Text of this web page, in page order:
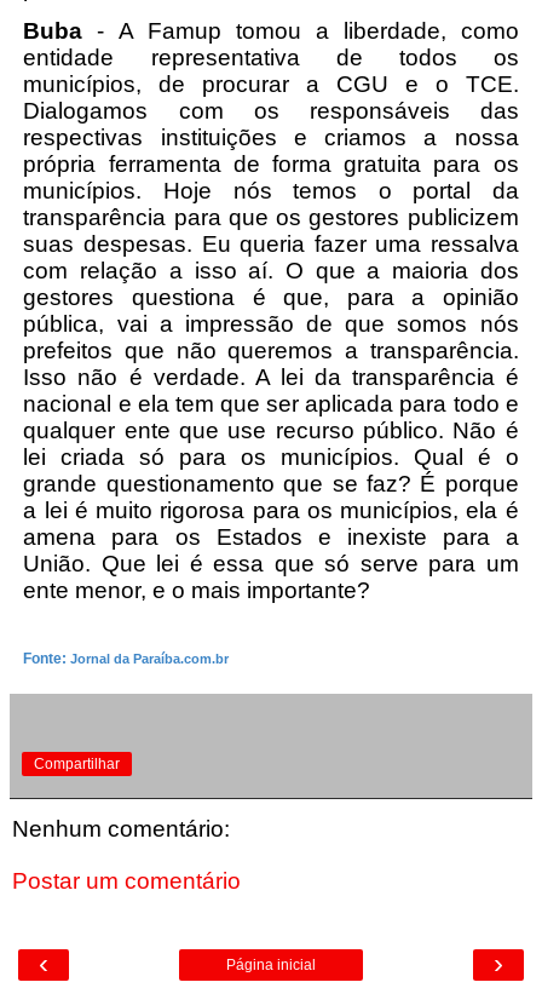
Buba - A Famup tomou a liberdade, como
entidade representativa de todos os
municípios, de procurar a CGU e o TCE.
Dialogamos com os responsáveis das
respectivas instituições e criamos a nossa
própria ferramenta de forma gratuita para os
municípios. Hoje nós temos o portal da
transparência para que os gestores publicizem
suas despesas. Eu queria fazer uma ressalva
com relação a isso aí. O que a maioria dos
gestores questiona é que, para a opinião
pública, vai a impressão de que somos nós
prefeitos que não queremos a transparência.
Isso não é verdade. A lei da transparência é
nacional e ela tem que ser aplicada para todo e
qualquer ente que use recurso público. Não é
lei criada só para os municípios. Qual é o
grande questionamento que se faz? É porque
a lei é muito rigorosa para os municípios, ela é
amena para os Estados e inexiste para a
União. Que lei é essa que só serve para um
ente menor, e o mais importante?
Fonte:Jornal da Paraíba.com.br
Compartilhar
Nenhum comentário:
Postar um comentário
‹ ›
Página inicial